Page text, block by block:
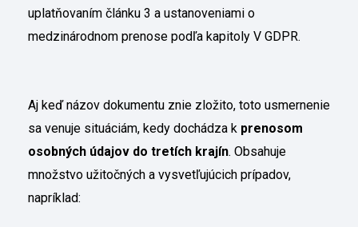
uplatňovaním článku 3 a ustanoveniami o
medzinárodnom prenose podľa kapitoly V GDPR.
Aj keď názov dokumentu znie zložito, toto usmernenie
sa venuje situáciám, kedy dochádza k prenosom
osobných údajov do tretích krajín. Obsahuje
množstvo užitočných a vysvetľujúcich prípadov,
napríklad: